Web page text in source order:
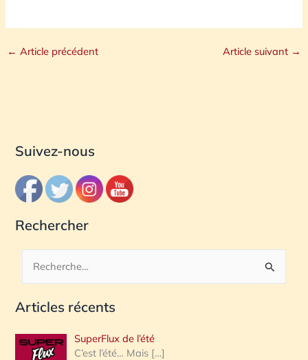
← Article précédent Article suivant →
Suivez-nous
Rechercher
c
e
Articles récents
SuperFlux de l’été
C’est l’été… Mais […]